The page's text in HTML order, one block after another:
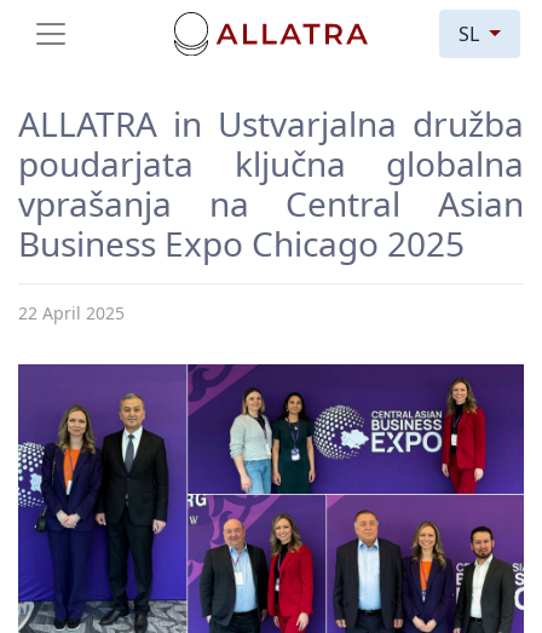
SL
ALLATRA in Ustvarjalna družba
poudarjata ključna globalna
vprašanja na Central Asian
Business Expo Chicago 2025
22 April 2025